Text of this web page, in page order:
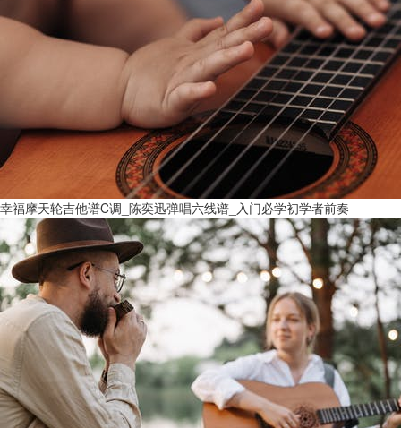
幸福摩天轮吉他谱C调_陈奕迅弹唱六线谱_入门必学初学者前奏